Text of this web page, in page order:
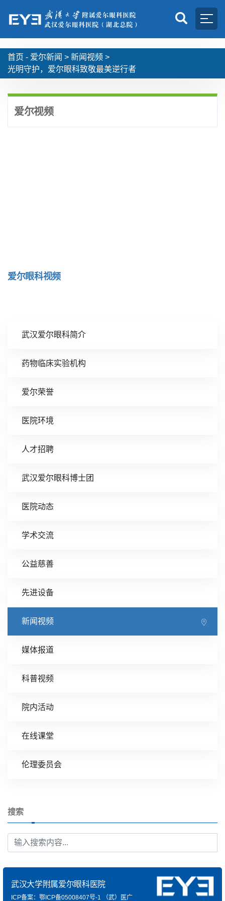
首页 - 爱尔新闻 > 新闻视频 >
光明守护，爱尔眼科致敬最美逆行者
武汉爱尔眼科简介
药物临床实验机构
爱尔荣誉
医院环境
人才招聘
武汉爱尔眼科博士团
医院动态
学术交流
公益慈善
先进设备
新闻视频
媒体报道
科普视频
院内活动
在线课堂
伦理委员会
搜索
爱尔视频
爱尔眼科视频
武汉大学附属爱尔眼科医院
ICP备案：鄂ICP备05008407号-1 （武）医广